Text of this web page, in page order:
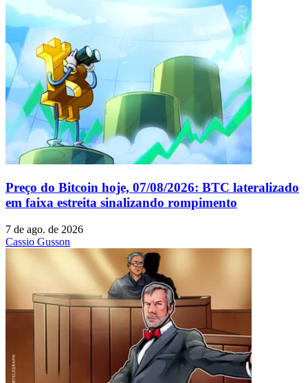
Preço do Bitcoin hoje, 07/08/2026: BTC lateralizado
em faixa estreita sinalizando rompimento
7 de ago. de 2026
Cassio Gusson